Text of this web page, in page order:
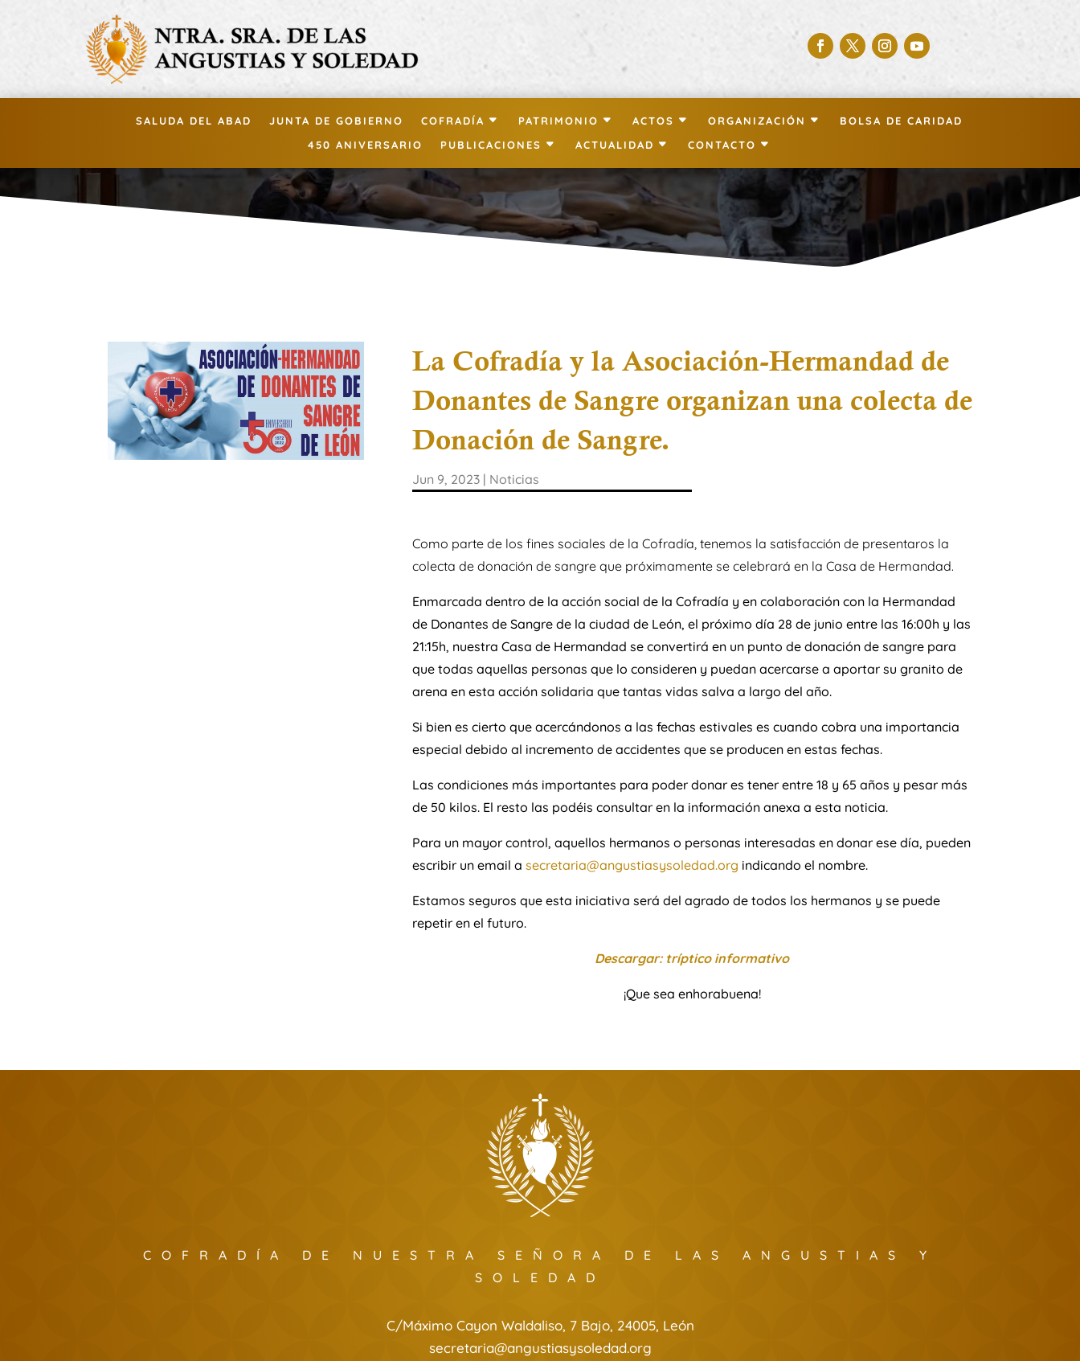
SALUDA DEL ABAD JUNTA DE GOBIERNO COFRADÍA PATRIMONIO ACTOS ORGANIZACIÓN
BOLSA DE CARIDAD
450 ANIVERSARIO
PUBLICACIONES ACTUALIDAD CONTACTO
La Cofradía y la Asociación-Hermandad de
Donantes de Sangre organizan una colecta de
Donación de Sangre.
Jun 9, 2023| Noticias
Como parte de los fines sociales de la Cofradía, tenemos la satisfacción de presentaros la
colecta de donación de sangre que próximamente se celebrará en la Casa de Hermandad.
Enmarcada dentro de la acción social de la Cofradía y en colaboración con la Hermandad
de Donantes de Sangre de la ciudad de León, el próximo día 28 de junio entre las 16:00h y las
21:15h, nuestra Casa de Hermandad se convertirá en un punto de donación de sangre para
que todas aquellas personas que lo consideren y puedan acercarse a aportar su granito de
arena en esta acción solidaria que tantas vidas salva a largo del año.
Si bien es cierto que acercándonos a las fechas estivales es cuando cobra una importancia
especial debido al incremento de accidentes que se producen en estas fechas.
Las condiciones más importantes para poder donar es tener entre 18 y 65 años y pesar más
de 50 kilos. El resto las podéis consultar en la información anexa a esta noticia.
Para un mayor control, aquellos hermanos o personas interesadas en donar ese día, pueden
escribir un email a secretaria@angustiasysoledad.org indicando el nombre.
Estamos seguros que esta iniciativa será del agrado de todos los hermanos y se puede
repetir en el futuro.
Descargar: tríptico informativo
¡Que sea enhorabuena!
COFRADÍA DE NUESTRA SEÑORA DE LAS ANGUSTIAS Y
SOLEDAD
C/Máximo Cayon Waldaliso, 7 Bajo, 24005, León
secretaria@angustiasysoledad.org